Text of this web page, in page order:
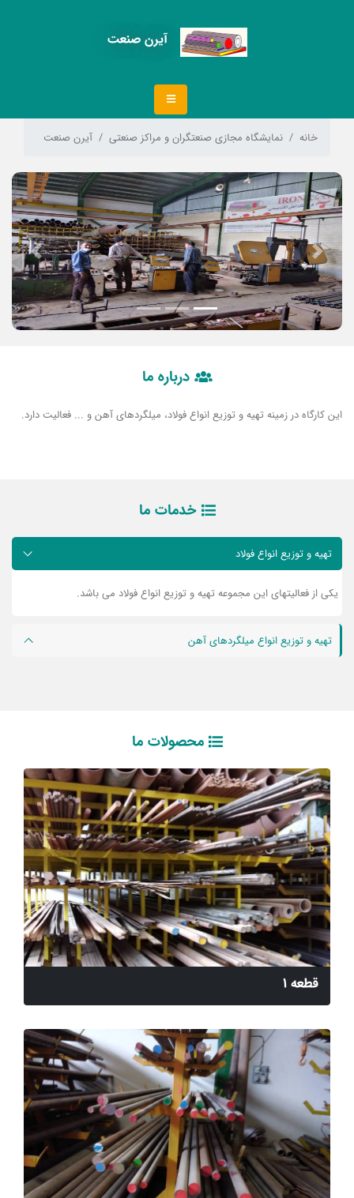
آیرن صنعت
خانه نمایشگاه مجازی صنعتگران و مراکز صنعتی آیرن صنعت
Previous
Next
درباره ما
این کارگاه در زمینه تهیه و توزیع انواع فولاد، میلگردهای آهن و ... فعالیت دارد.
خدمات ما
تهیه و توزیع انواع فولاد
یکی از فعالیتهای این مجموعه تهیه و توزیع انواع فولاد می باشد.
تهیه و توزیع انواع میلگردهای آهن
محصولات ما
قطعه 1